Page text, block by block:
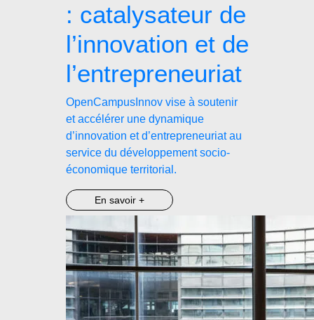
: catalysateur de
l’innovation et de
l’entrepreneuriat
OpenCampusInnov vise à soutenir
et accélérer une dynamique
d’innovation et d’entrepreneuriat au
service du développement socio-
économique territorial.
En savoir +